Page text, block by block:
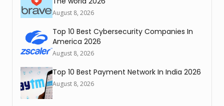
August 8, 2026
Top 10 Best Cybersecurity Companies In
America 2026
August 8, 2026
Top 10 Best Payment Network In India 2026
August 8, 2026